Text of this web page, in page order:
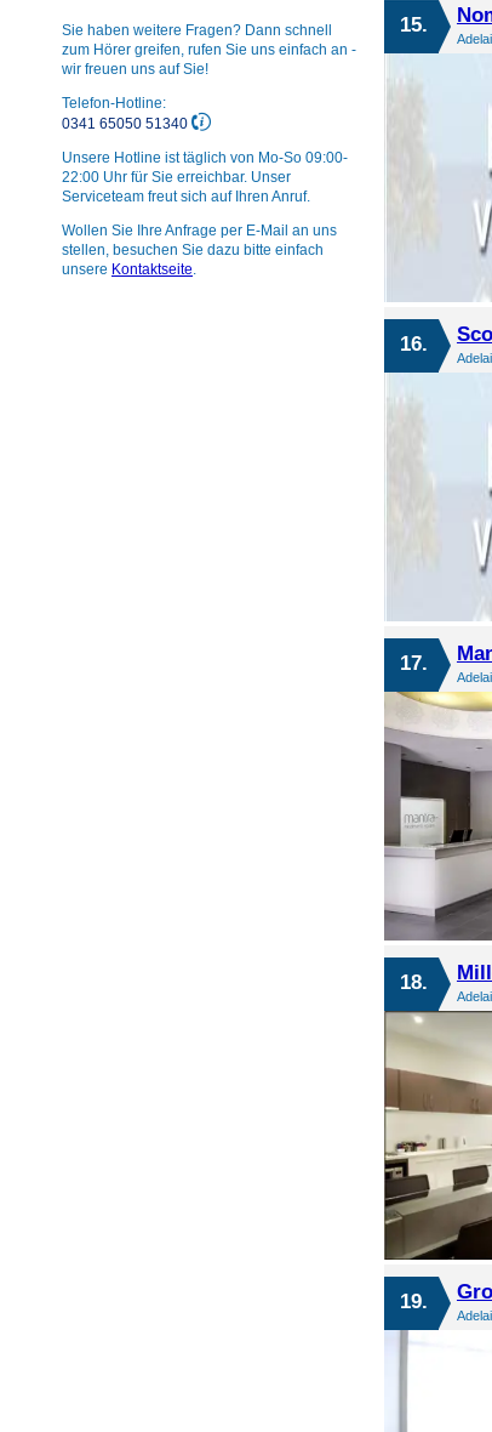
15.
16.
17.
18.
19.
Sie haben weitere Fragen? Dann schnell
zum Hörer greifen, rufen Sie uns einfach an -
wir freuen uns auf Sie!
Telefon-Hotline:
0341 65050 51340
Unsere Hotline ist täglich von Mo-So 09:00-
22:00 Uhr für Sie erreichbar. Unser
Serviceteam freut sich auf Ihren Anruf.
Wollen Sie Ihre Anfrage per E-Mail an uns
stellen, besuchen Sie dazu bitte einfach
unsere Kontaktseite.